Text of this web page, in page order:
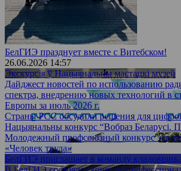
БелГИЭ празднует вместе с Витебском!
26.06.2026 14:57
Экскурсія ў Нацыянальны мастацкі музей
Дайджест новостей по использованию
спектра, внедрению новых технологий в
Европы за июль 2026 г.
Страны РСС обсудили решения для
Нацыянальны конкурс “Вобраз Беларусі.
Молодежный профсоюзный конкурс
«Человек труда»
БелГИЭ приглашает в команду